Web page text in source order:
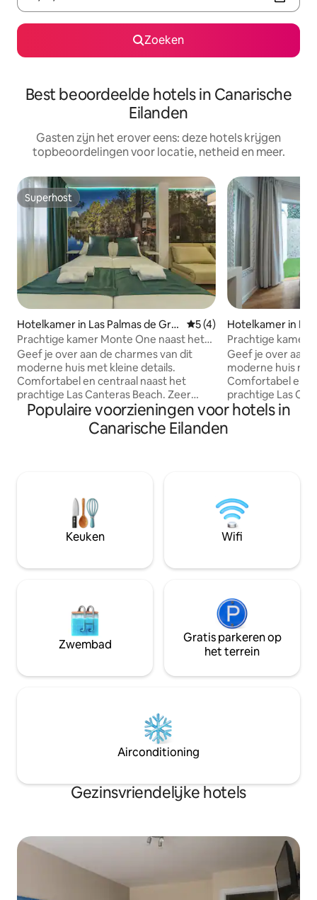
Zoeken
Best beoordeelde hotels in Canarische
Eilanden
Gasten zijn het erover eens: deze hotels krijgen
topbeoordelingen voor locatie, netheid en meer.
Superhost
Superhost
Hotelkamer in Las Palmas de Gra
n Canaria
Gemiddelde beoordeling
5 (4)
Prachtige kamer Monte One naast het
strand
Geef je over aan de charmes van dit
moderne huis met kleine details.
Comfortabel en centraal naast het
prachtige Las Canteras Beach. Zeer
compleet met alle nodige voorzieningen
voor een onvergetelijk verblijf. Het
heeft een minibar koelkast,
voorzien van een klein Amerikaans
koffiezetapparaat of een waterkoker. Je
zou een wekelijkse schoonmaak
hebben met schone lakens en
Hotelkamer in Las
ran Canaria
Prachtige kamer
strand
Geef je over aan
moderne huis
Comfortabel en
prachtige Las
compleet met
heeft een minibar
voorzien van een
zou een
hebben met
Populaire voorzieningen voor hotels in
Canarische Eilanden
Keuken Wifi
Zwembad
Gratis parkeren op
het terrein
Airconditioning
Gezinsvriendelijke hotels